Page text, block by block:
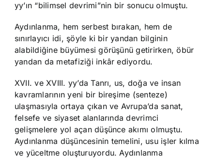
yy’ın “bilimsel devrimi”nin bir sonucu olmuştu.
Aydınlanma, hem serbest bırakan, hem de
sınırlayıcı idi, şöyle ki bir yandan bilginin
alabildiğine büyümesi görüşünü getirirken, öbür
yandan da metafiziği inkâr ediyordu.
XVII. ve XVIII. yy’da Tanrı, us, doğa ve insan
kavramlarının yeni bir bireşime (senteze)
ulaşmasıyla ortaya çıkan ve Avrupa’da sanat,
felsefe ve siyaset alanlarında devrimci
gelişmelere yol açan düşünce akımı olmuştu.
Aydınlanma düşüncesinin temelini, usu işler kılma
ve yüceltme oluşturuyordu. Aydınlanma